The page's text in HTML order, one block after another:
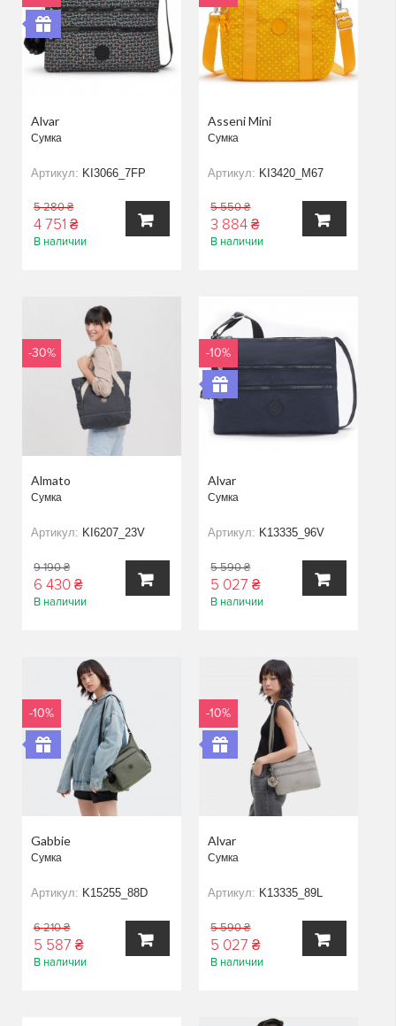
Alvar
Сумка
Артикул: KI3066_7FP
5 280 ₴
4 751 ₴
В наличии
Asseni Mini
Сумка
Артикул: KI3420_M67
5 550 ₴
3 884 ₴
В наличии
-30%
Almato
Сумка
Артикул: KI6207_23V
9 190 ₴
6 430 ₴
В наличии
-10%
Alvar
Сумка
Артикул: K13335_96V
5 590 ₴
5 027 ₴
В наличии
-10%
Gabbie
Сумка
Артикул: K15255_88D
6 210 ₴
5 587 ₴
В наличии
-10%
Alvar
Сумка
Артикул: K13335_89L
5 590 ₴
5 027 ₴
В наличии